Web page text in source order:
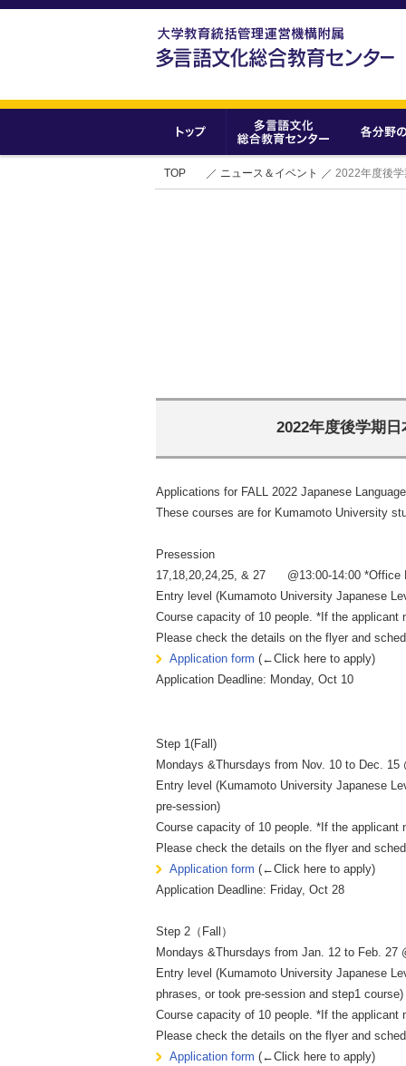
TOP ニュース＆イベント 2022年度後
2022年度後学期
Applications for FALL 2022 Japanese
These courses are for Kumamoto University
Presession
17,18,20,24,25, & 27 @13:00-14:00 *Office
Entry level (Kumamoto University Japanese
Course capacity of 10 people. *If the
Please check the details on the flyer and
Application form (←Click here to apply)
Application Deadline: Monday, Oct 10
Step 1(Fall)
Mondays &Thursdays from Nov. 10 to Dec.
Entry level (Kumamoto University Japanese
pre-session)
Course capacity of 10 people. *If the
Please check the details on the flyer and
Application form (←Click here to apply)
Application Deadline: Friday, Oct 28
Step 2（Fall）
Mondays &Thursdays from Jan. 12 to Feb. 27
Entry level (Kumamoto University Japanese
phrases, or took pre-session and step1 course)
Course capacity of 10 people. *If the
Please check the details on the flyer and
Application form (←Click here to apply)